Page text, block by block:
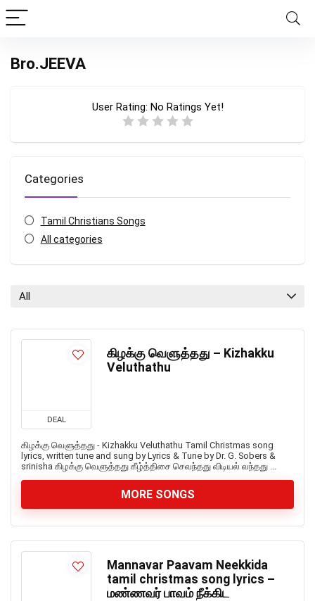
Bro.JEEVA
User Rating: No Ratings Yet!
Categories
Tamil Christians Songs
All categories
All
DEAL
கிழக்கு வெளுத்தது – Kizhakku
Veluthathu
கிழக்கு வெளுத்தது - Kizhakku Veluthathu Tamil Christmas song
lyrics, written tune and sung by Lyrics & Tune by Dr. G. Sobers &
srinisha கிழக்கு வெளுத்தது கீழ்த்திசை செவந்தது விடியல் வந்தது ...
MORE SONGS
Mannavar Paavam Neekkida
tamil christmas song lyrics –
மண்ணவர் பாவம் நீக்கிட